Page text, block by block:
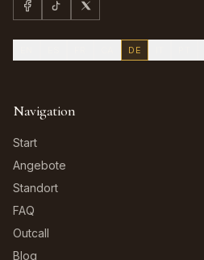
DE
Navigation
Start
Angebote
Standort
FAQ
Outcall
Blog